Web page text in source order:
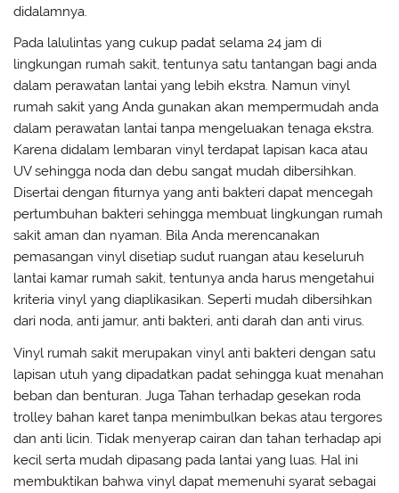
didalamnya.
Pada lalulintas yang cukup padat selama 24 jam di
lingkungan rumah sakit, tentunya satu tantangan bagi anda
dalam perawatan lantai yang lebih ekstra. Namun vinyl
rumah sakit yang Anda gunakan akan mempermudah anda
dalam perawatan lantai tanpa mengeluakan tenaga ekstra.
Karena didalam lembaran vinyl terdapat lapisan kaca atau
UV sehingga noda dan debu sangat mudah dibersihkan.
Disertai dengan fiturnya yang anti bakteri dapat mencegah
pertumbuhan bakteri sehingga membuat lingkungan rumah
sakit aman dan nyaman. Bila Anda merencanakan
pemasangan vinyl disetiap sudut ruangan atau keseluruh
lantai kamar rumah sakit, tentunya anda harus mengetahui
kriteria vinyl yang diaplikasikan. Seperti mudah dibersihkan
dari noda, anti jamur, anti bakteri, anti darah dan anti virus.
Vinyl rumah sakit merupakan vinyl anti bakteri dengan satu
lapisan utuh yang dipadatkan padat sehingga kuat menahan
beban dan benturan. Juga Tahan terhadap gesekan roda
trolley bahan karet tanpa menimbulkan bekas atau tergores
dan anti licin. Tidak menyerap cairan dan tahan terhadap api
kecil serta mudah dipasang pada lantai yang luas. Hal ini
membuktikan bahwa vinyl dapat memenuhi syarat sebagai